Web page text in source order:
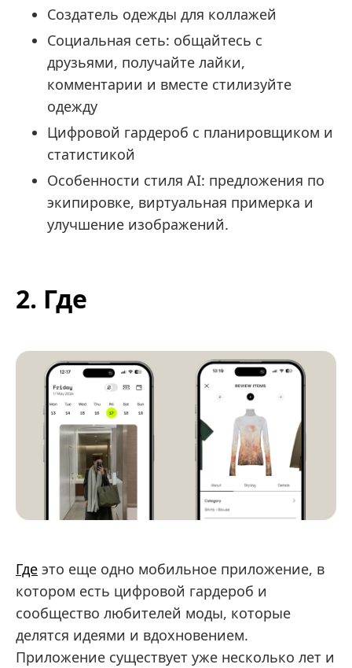
Создатель одежды для коллажей
Социальная сеть: общайтесь с
друзьями, получайте лайки,
комментарии и вместе стилизуйте
одежду
Цифровой гардероб с планировщиком и
статистикой
Особенности стиля AI: предложения по
экипировке, виртуальная примерка и
улучшение изображений.
2. Где
Где это еще одно мобильное приложение, в
котором есть цифровой гардероб и
сообщество любителей моды, которые
делятся идеями и вдохновением.
Приложение существует уже несколько лет и